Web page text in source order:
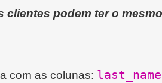
clientes podem ter o
com as colunas: last_name